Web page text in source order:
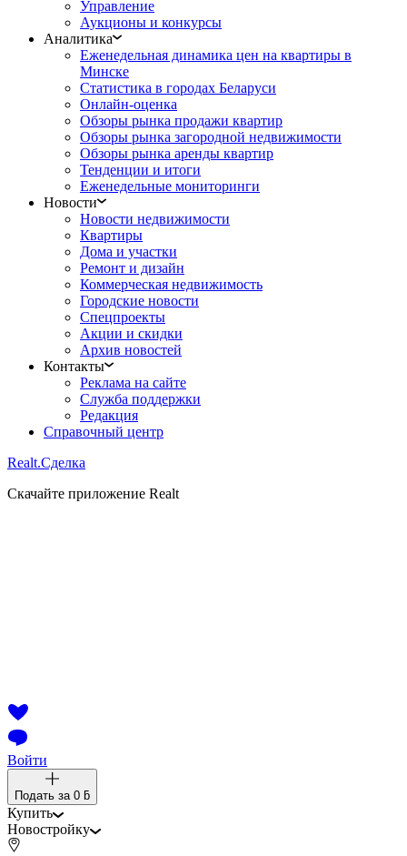
Управление
Аукционы и конкурсы
Аналитика
Еженедельная динамика цен на квартиры в
Минске
Статистика в городах Беларуси
Онлайн-оценка
Обзоры рынка продажи квартир
Обзоры рынка загородной недвижимости
Обзоры рынка аренды квартир
Тенденции и итоги
Еженедельные мониторинги
Новости
Новости недвижимости
Квартиры
Дома и участки
Ремонт и дизайн
Коммерческая недвижимость
Городские новости
Спецпроекты
Акции и скидки
Архив новостей
Контакты
Реклама на сайте
Служба поддержки
Редакция
Справочный центр
Realt.Сделка
Скачайте приложение Realt
Войти
Подать за 0 ƃ
Купить
Новостройку